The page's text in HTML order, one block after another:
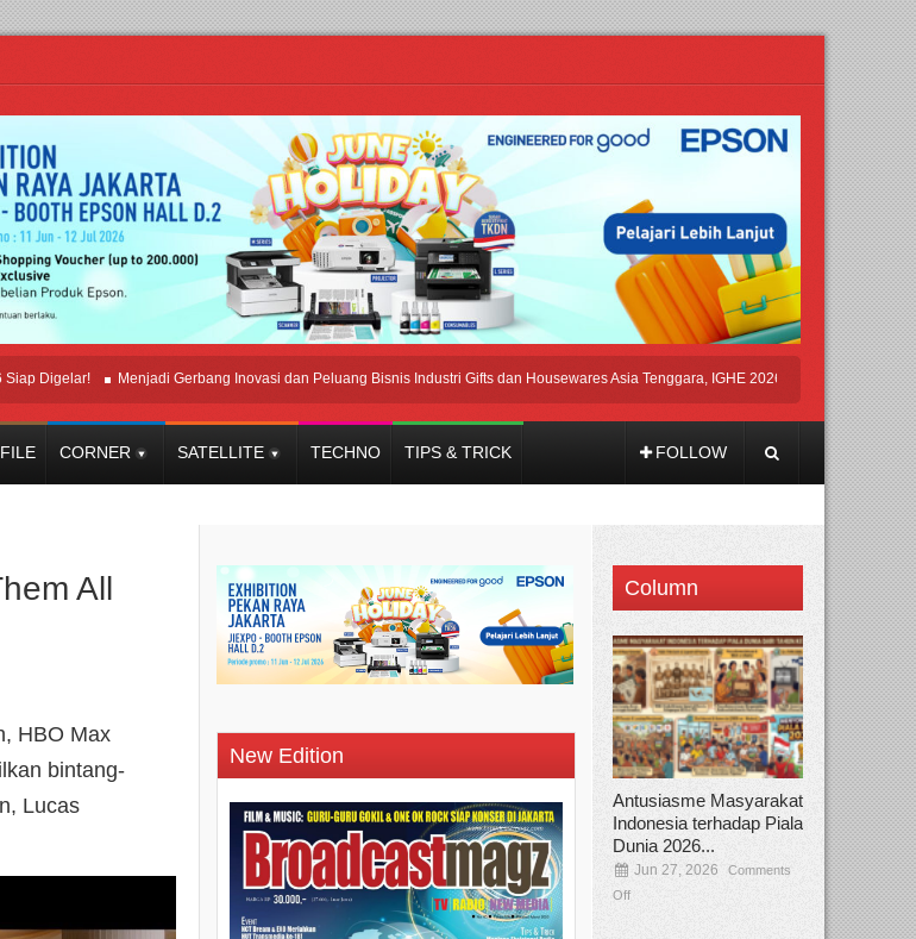
Menjadi Gerbang Inovasi dan Peluang Bisnis Industri Gifts dan Housewares Asia Tenggara, IGHE 2026 Kembali Digelar di Jakarta
CORNER SATELLITE TECHNO TIPS & TRICK FOLLOW
All
HBO Max
bintang-
Lucas
New Edition
Column
Antusiasme Masyarakat
Indonesia terhadap Piala
Dunia 2026...
Jun 27, 2026
Comments
Off